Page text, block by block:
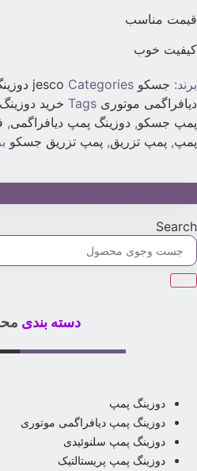
قیمت مناسب
کیفیت خوب
برند: جسکو jesco Categories
دیافراگمی موتوری Tags خرید
پمپ جسکو, دوزینگ پمپ دیافراگمی,
پمپ, پمپ تزریق, پمپ تزریق جسکو
Search
دسته بندی
دوزینگ پمپ
دوزینگ پمپ دیافراگمی موتوری
دوزینگ پمپ سلنوئیدی
دوزینگ پمپ پریستالتیک